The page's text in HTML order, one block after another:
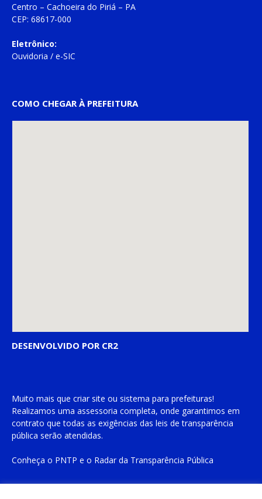
Centro – Cachoeira do Piriá – PA
CEP: 68617-000
Eletrônico:
Ouvidoria / e-SIC
COMO CHEGAR À PREFEITURA
DESENVOLVIDO POR CR2
Muito mais que criar site ou sistema para prefeituras!
Realizamos uma assessoria completa, onde garantimos em
contrato que todas as exigências das leis de transparência
pública serão atendidas.
Conheça o PNTP e o Radar da Transparência Pública